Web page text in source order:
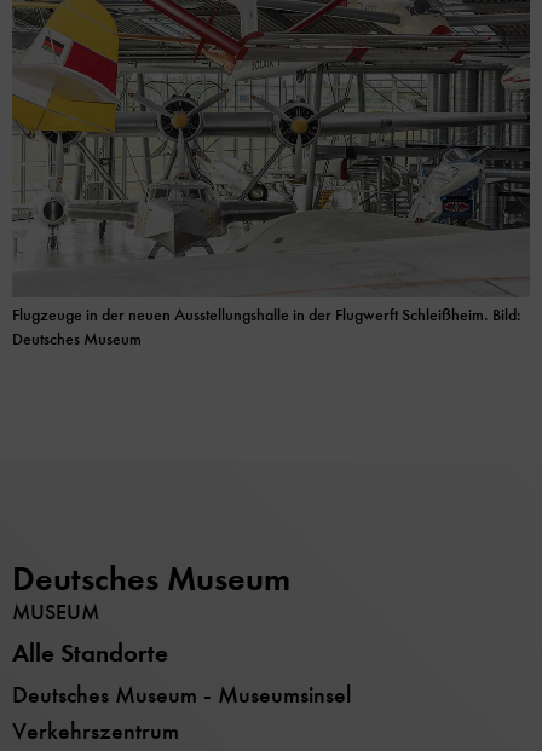
Flugzeuge in der neuen Ausstellungshalle in der Flugwerft Schleißheim. Bild:
Deutsches Museum
Deutsches Museum
MUSEUM
Alle Standorte
Deutsches Museum - Museumsinsel
Verkehrszentrum